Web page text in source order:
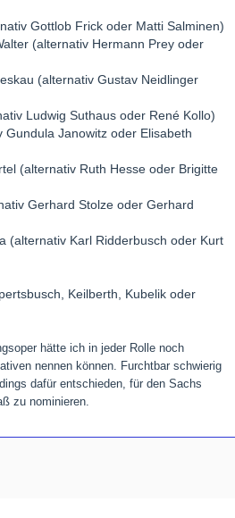
Gottlob Frick oder Matti Salminen)
(alternativ Hermann Prey oder
(alternativ Gustav Neidlinger
Ludwig Suthaus oder René Kollo)
Janowitz oder Elisabeth
(alternativ Ruth Hesse oder Brigitte
Gerhard Stolze oder Gerhard
(alternativ Karl Ridderbusch oder Kurt
Keilberth, Kubelik oder
hätte ich in jeder Rolle noch
nennen können. Furchtbar schwierig
dafür entschieden, für den Sachs
zu nominieren.